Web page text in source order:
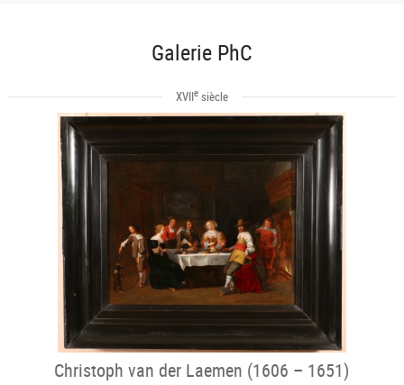
Galerie PhC
XVIIesiècle
Christoph van der Laemen (1606 – 1651)